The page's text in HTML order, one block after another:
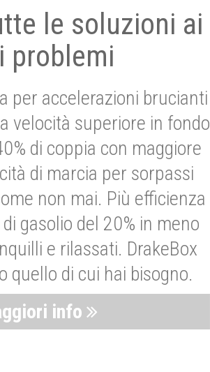
le soluzioni ai
problemi
per accelerazioni brucianti
velocità superiore in fondo
di coppia con maggiore
di marcia per sorpassi
non mai. Più efficienza
gasolio del 20% in meno
e rilassati. DrakeBox
quello di cui hai bisogno.
info